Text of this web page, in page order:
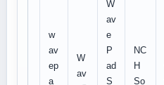
w
av
ep
a
W
av
W
av
e
P
ad
S
NC
H
So